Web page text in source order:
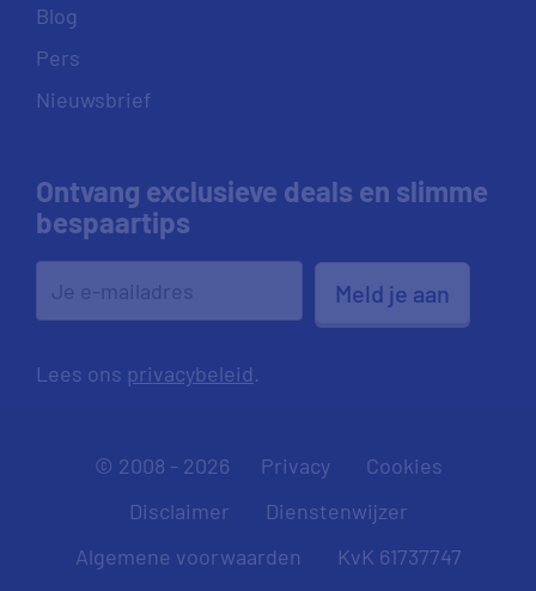
Blog
Pers
Nieuwsbrief
Ontvang exclusieve deals en slimme
bespaartips
Meld je aan
Lees ons privacybeleid.
© 2008 - 2026 Privacy
Cookies
Disclaimer
Dienstenwijzer
Algemene voorwaarden
KvK 61737747